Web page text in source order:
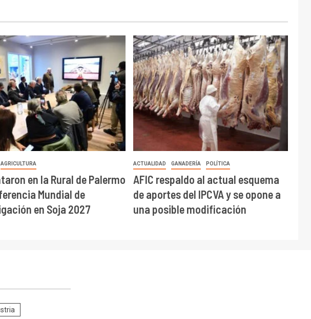
AGRICULTURA
en la Rural de Palermo
Mundial de
en Soja 2027
ACTUALIDAD GANADERÍA POLÍTICA
AFIC respaldo al actual esquema
de aportes del IPCVA y se opone a
una posible modificación